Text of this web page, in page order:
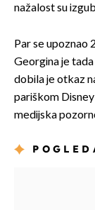
nažalost su
Par se upoznao
Georgina je
dobila je otkaz
pariškom
medijska